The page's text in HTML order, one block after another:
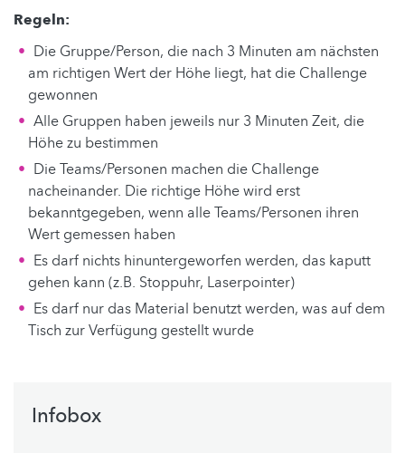
Regeln:
Die Gruppe/Person, die nach 3 Minuten am nächsten
am richtigen Wert der Höhe liegt, hat die Challenge
gewonnen
Alle Gruppen haben jeweils nur 3 Minuten Zeit, die
Höhe zu bestimmen
Die Teams/Personen machen die Challenge
nacheinander. Die richtige Höhe wird erst
bekanntgegeben, wenn alle Teams/Personen ihren
Wert gemessen haben
Es darf nichts hinuntergeworfen werden, das kaputt
gehen kann (z.B. Stoppuhr, Laserpointer)
Es darf nur das Material benutzt werden, was auf dem
Tisch zur Verfügung gestellt wurde
Infobox